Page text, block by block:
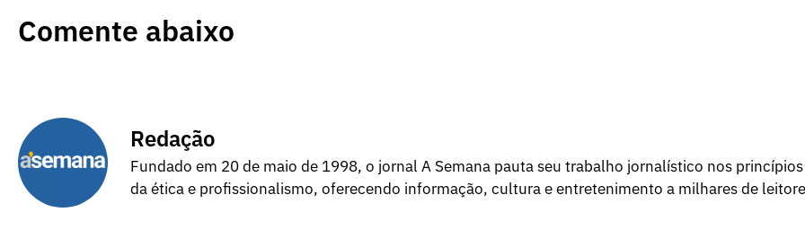
Comente abaixo
Redação
Fundado em 20 de maio de 1998, o jornal A Semana pauta seu trabalho jornalístico nos princípios
da ética e profissionalismo, oferecendo informação, cultura e entretenimento a milhares de